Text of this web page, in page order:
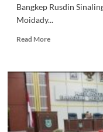
Bangkep Rusdin
Moidady...
Read MoreRead
Rusdin
Sinaling
Wakili
DPRD
Bangkep
Konsultasi